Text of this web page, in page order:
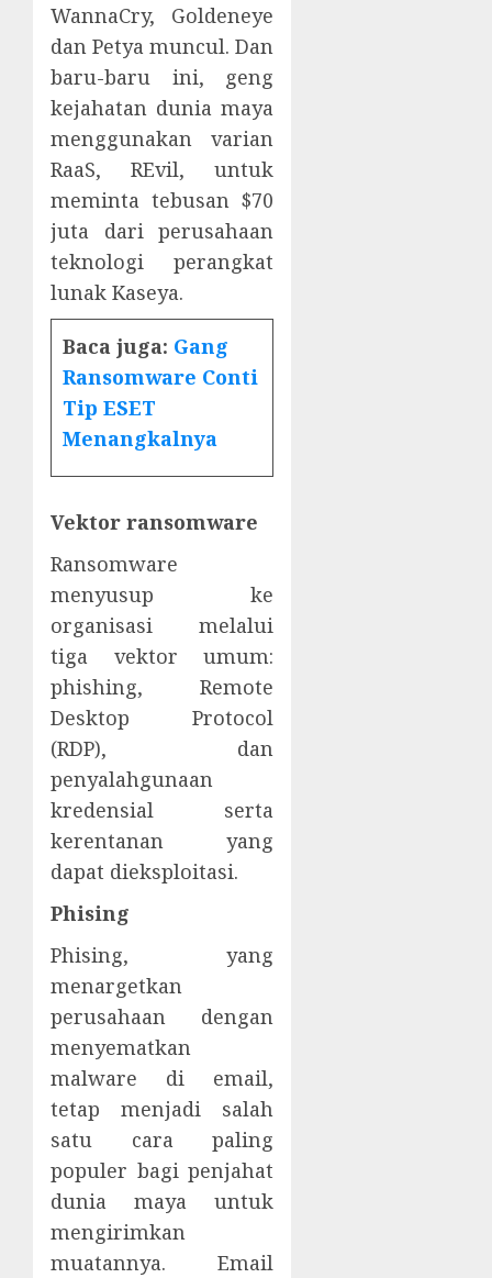
WannaCry, Goldeneye
dan Petya muncul. Dan
baru-baru ini, geng
kejahatan dunia maya
menggunakan varian
RaaS, REvil, untuk
meminta tebusan $70
juta dari perusahaan
teknologi perangkat
lunak Kaseya.
Baca juga: Gang
Ransomware Conti
Tip ESET
Menangkalnya
Vektor ransomware
Ransomware
menyusup ke
organisasi melalui
tiga vektor umum:
phishing, Remote
Desktop Protocol
(RDP), dan
penyalahgunaan
kredensial serta
kerentanan yang
dapat dieksploitasi.
Phising
Phising, yang
menargetkan
perusahaan dengan
menyematkan
malware di email,
tetap menjadi salah
satu cara paling
populer bagi penjahat
dunia maya untuk
mengirimkan
muatannya. Email